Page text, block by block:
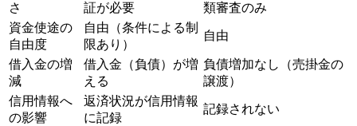
さ
証が必要
類審査のみ
資金使途の
自由度
自由（条件による制
限あり）
自由
借入金の増
減
借入金（負債）が増
える
負債増加なし（売掛金の
譲渡）
信用情報へ
の影響
返済状況が信用情報
に記録
記録されない